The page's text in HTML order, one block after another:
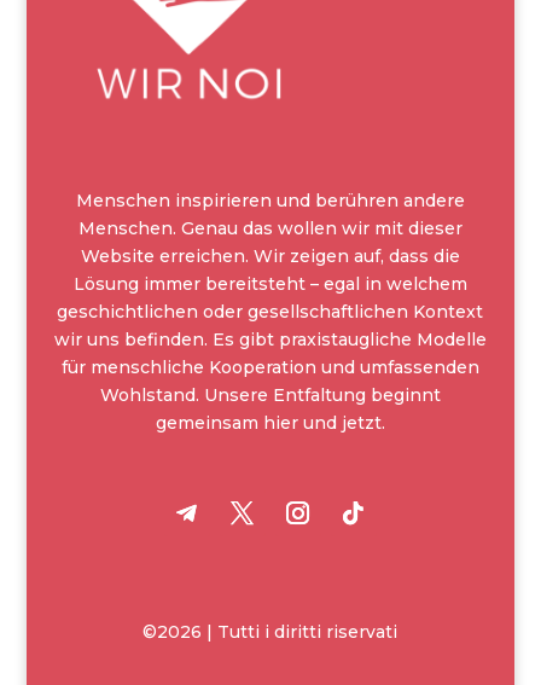
Menschen inspirieren und berühren andere
Menschen. Genau das wollen wir mit dieser
Website erreichen. Wir zeigen auf, dass die
Lösung immer bereitsteht – egal in welchem
geschichtlichen oder gesellschaftlichen Kontext
wir uns befinden. Es gibt praxistaugliche Modelle
für menschliche Kooperation und umfassenden
Wohlstand. Unsere Entfaltung beginnt
gemeinsam hier und jetzt.
©2026 | Tutti i diritti riservati